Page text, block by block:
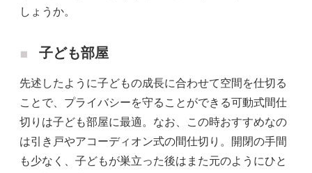
しょうか。
子ども部屋
先述したように子どもの成長に合わせて空間を仕切る
ことで、プライバシーを守ることができる可動式間仕
切りは子ども部屋に最適。なお、この時おすすめなの
は引き戸やアコーディオン式の間仕切り。開閉の手間
も少なく、子どもが巣立った後はまた元のようにひと